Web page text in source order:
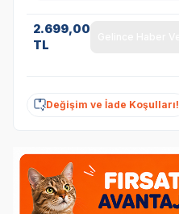
2.699,00
TL
Değişim ve İade Koşulları!